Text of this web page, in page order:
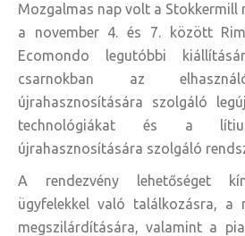
Mozgalmas nap volt a Stokkermill
a november 4. és 7. között
Ecomondo legutóbbi
csarnokban az
újrahasznosítására szolgáló
technológiákat és a
újrahasznosítására szolgáló
A rendezvény lehetőséget
ügyfelekkel való találkozásra, a
megszilárdítására, valamint a